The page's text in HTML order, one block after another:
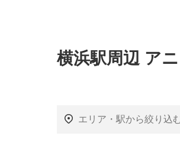
横浜駅周辺 ア